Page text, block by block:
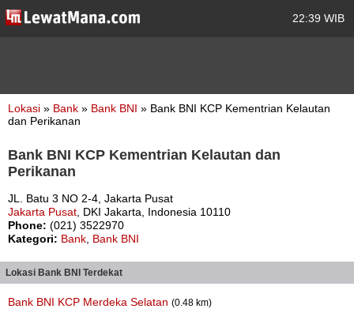
22:39 WIB
Lokasi » Bank » Bank BNI » Bank BNI KCP Kementrian Kelautan
dan Perikanan
Bank BNI KCP Kementrian Kelautan dan
Perikanan
JL. Batu 3 NO 2-4, Jakarta Pusat
Jakarta Pusat , DKI Jakarta, Indonesia 10110
Phone: (021) 3522970
Kategori: Bank Bank BNI
Lokasi Bank BNI Terdekat
Bank BNI KCP Merdeka Selatan (0.48 km)